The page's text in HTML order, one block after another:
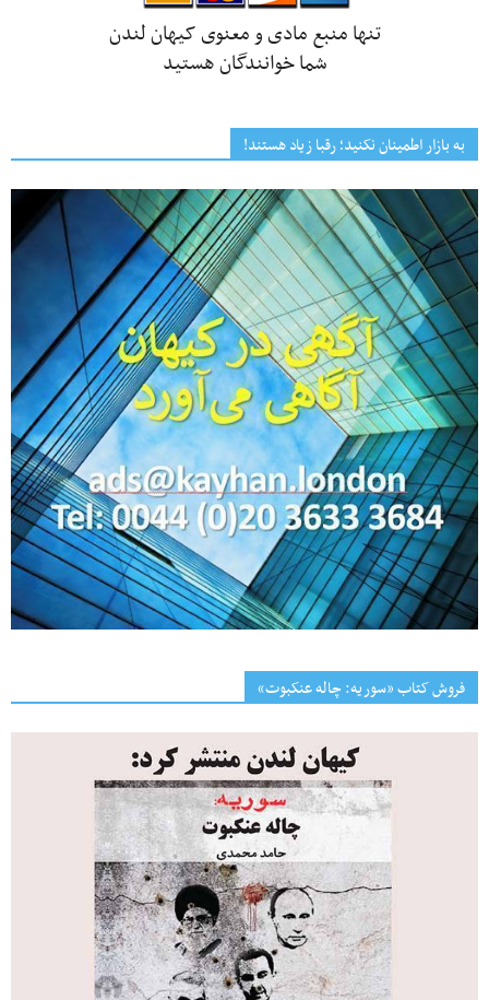
تنها منبع مادی و معنوی کیهان لندن
شما خوانندگان هستید
به بازار اطمینان نکنید؛ رقبا زیاد هستند!
فروش کتاب «سوریه: چاله عنکبوت»